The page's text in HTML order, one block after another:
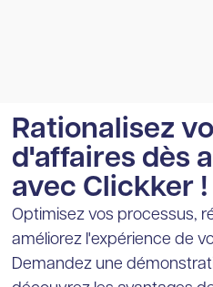
Rationalisez
d'affaires dès
avec Clickker !
Optimisez vos processus,
améliorez l'expérience de
Demandez une